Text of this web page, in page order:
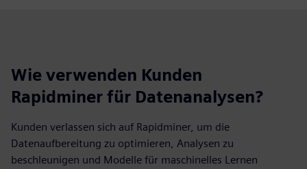
Wie verwenden Kunden
Rapidminer für Datenanalysen?
Kunden verlassen sich auf Rapidminer, um die
Datenaufbereitung zu optimieren, Analysen zu
beschleunigen und Modelle für maschinelles Lernen